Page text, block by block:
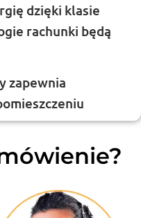
dzięki klasie
rachunki będą
zapewnia